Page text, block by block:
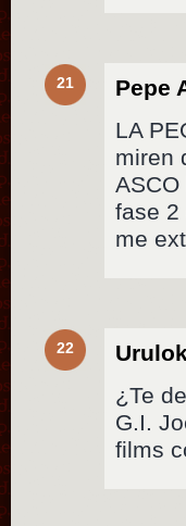
21 Pepe
LA
miren
fase 2
me
22
¿Te
G.I.
films